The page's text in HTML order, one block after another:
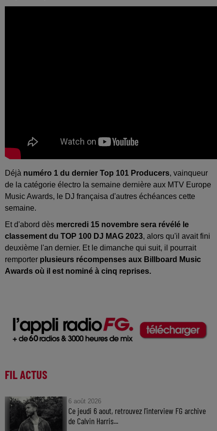
Déjà numéro 1 du dernier Top 101 Producers, vainqueur
de la catégorie électro la semaine dernière aux MTV Europe
Music Awards, le DJ françaisa d'autres échéances cette
semaine.
Et d'abord dès mercredi 15 novembre sera révélé le
classement du TOP 100 DJ MAG 2023, alors qu'il avait fini
deuxième l'an dernier. Et le dimanche qui suit, il pourrait
remporter plusieurs récompenses aux Billboard Music
Awards où il est nominé à cinq reprises.
FIL ACTUS
6 août 2026
Ce jeudi 6 aout, retrouvez l'interview FG archive
de Calvin Harris...